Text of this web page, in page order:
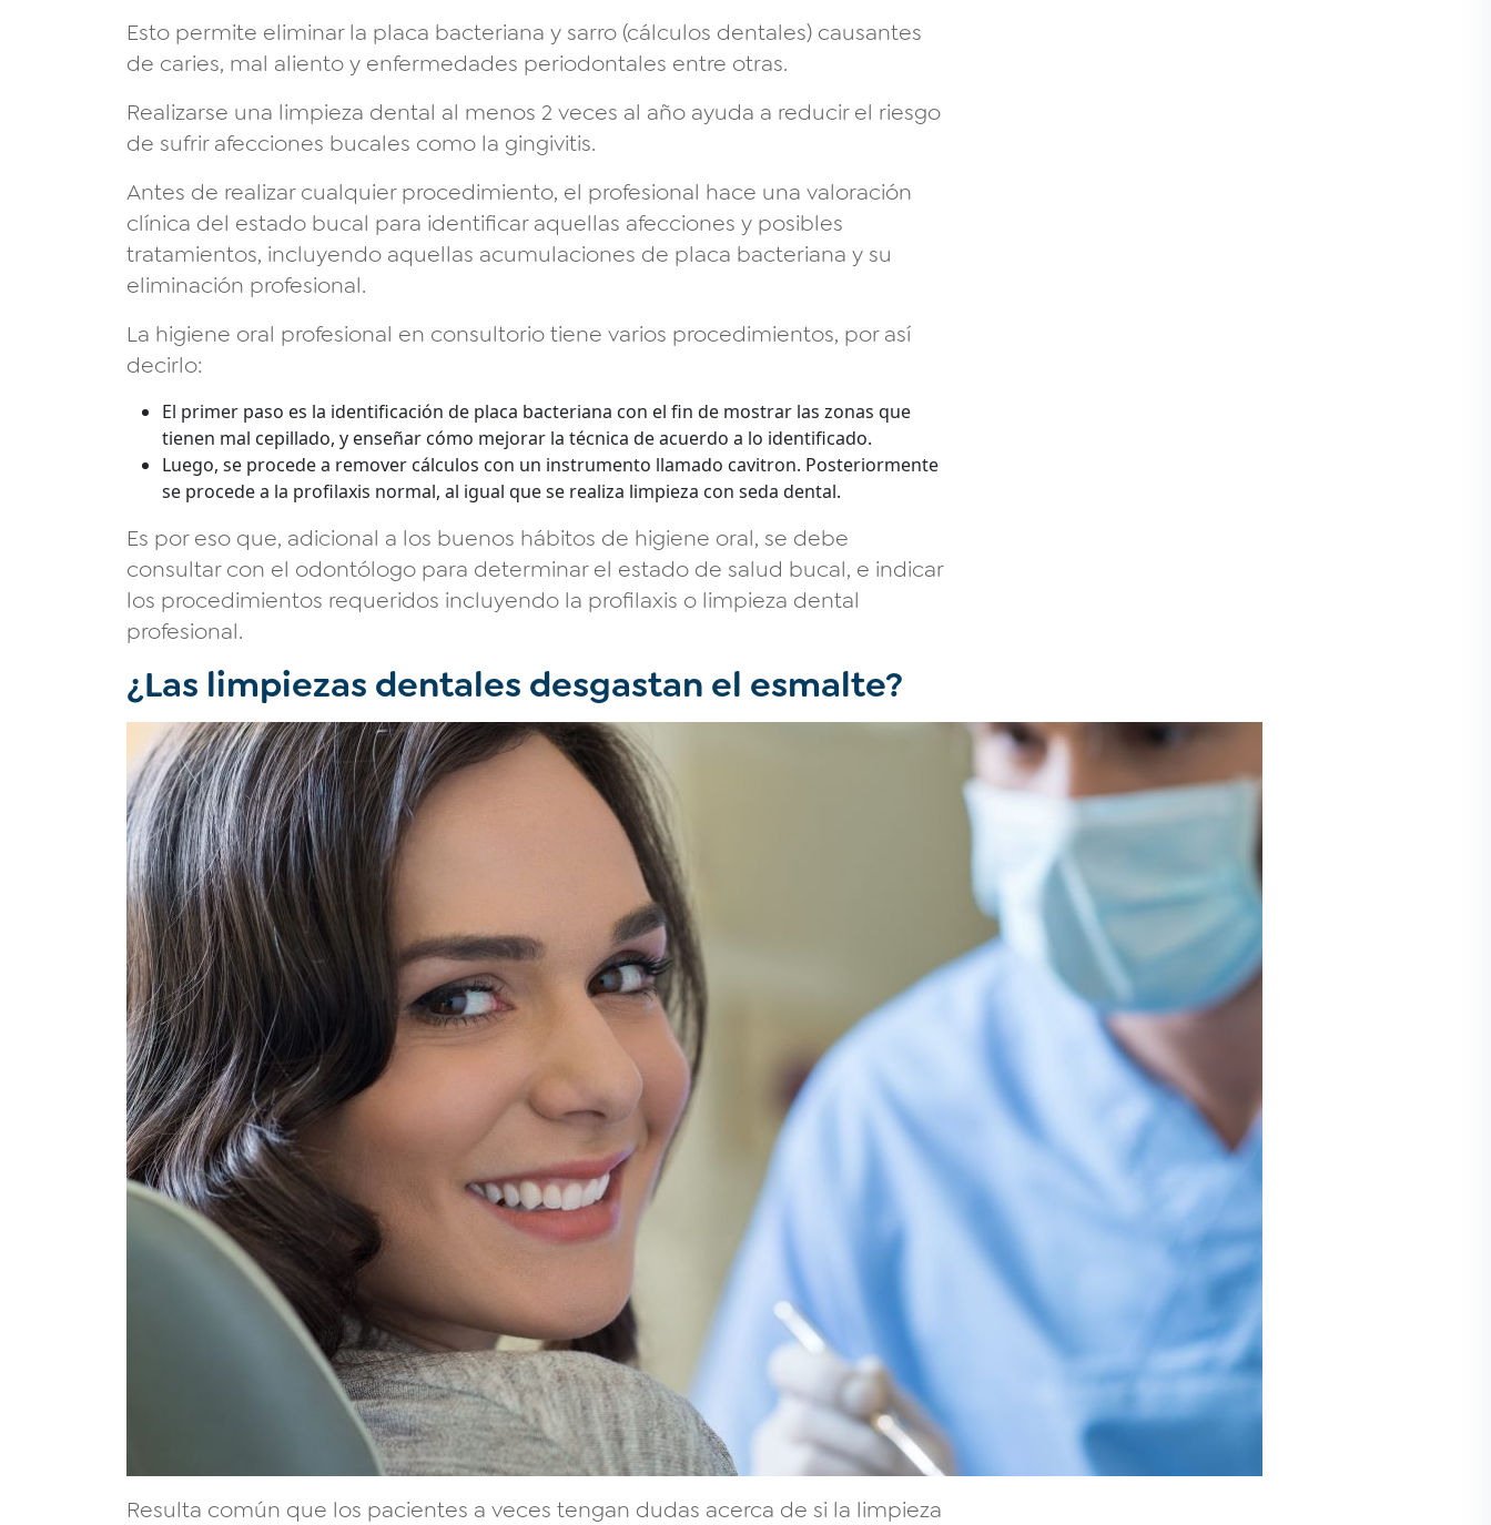
Esto permite eliminar la placa bacteriana y sarro (cálculos dentales) causantes
de caries, mal aliento y enfermedades periodontales entre otras.
Realizarse una limpieza dental al menos 2 veces al año ayuda a reducir el riesgo
de sufrir afecciones bucales como la gingivitis.
Antes de realizar cualquier procedimiento, el profesional hace una valoración
clínica del estado bucal para identificar aquellas afecciones y posibles
tratamientos, incluyendo aquellas acumulaciones de placa bacteriana y su
eliminación profesional.
La higiene oral profesional en consultorio tiene varios procedimientos, por así
decirlo:
El primer paso es la identificación de placa bacteriana con el fin de mostrar las zonas que
tienen mal cepillado, y enseñar cómo mejorar la técnica de acuerdo a lo identificado.
Luego, se procede a remover cálculos con un instrumento llamado cavitron. Posteriormente
se procede a la profilaxis normal, al igual que se realiza limpieza con seda dental.
Es por eso que, adicional a los buenos hábitos de higiene oral, se debe
consultar con el odontólogo para determinar el estado de salud bucal, e indicar
los procedimientos requeridos incluyendo la profilaxis o limpieza dental
profesional.
¿Las limpiezas dentales desgastan el esmalte?
Resulta común que los pacientes a veces tengan dudas acerca de si la limpieza